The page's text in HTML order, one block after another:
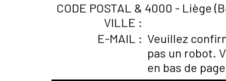
CODE POSTAL &
VILLE :
4000 - Liège
E-MAIL : Veuillez
pas un robot.
en bas de